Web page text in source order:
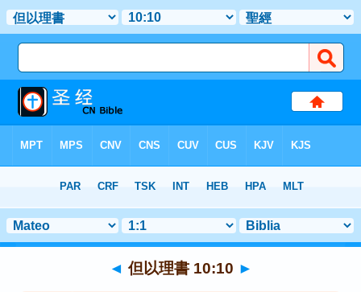
章 10> 聖經金句 10
◄ 但以理書 10:10 ►